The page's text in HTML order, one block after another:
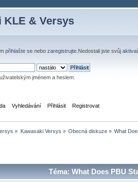
KLE & Versys
přihlašte se nebo zaregistrujte .Nedostali jste svůj
jménem a heslem.
Vyhledávání Přihlásit Registrovat
» Kawasaki Versys » Obecná diskuze» What
Téma: What Does PBU